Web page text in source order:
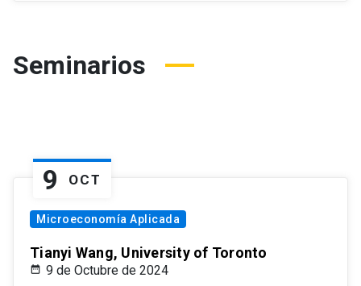
Seminarios
9 OCT
Microeconomía Aplicada
Tianyi Wang, University of Toronto
9 de Octubre de 2024